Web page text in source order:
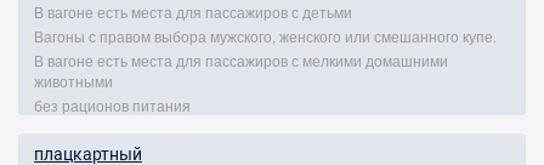
В вагоне есть места для пассажиров с детьми
Вагоны с правом выбора мужского, женского или смешанного купе.
В вагоне есть места для пассажиров с мелкими домашними
животными
без рационов питания
плацкартный